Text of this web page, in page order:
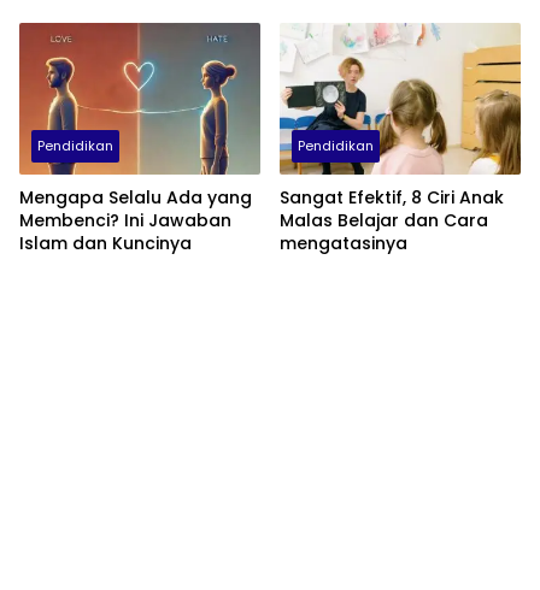
Pendidikan
Mengapa Selalu Ada yang
Membenci? Ini Jawaban
Islam dan Kuncinya
Pendidikan
Sangat Efektif, 8 Ciri Anak
Malas Belajar dan Cara
mengatasinya